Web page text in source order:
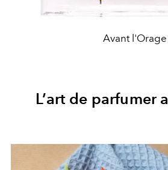
Avant l'Orage
L’art de parfumer